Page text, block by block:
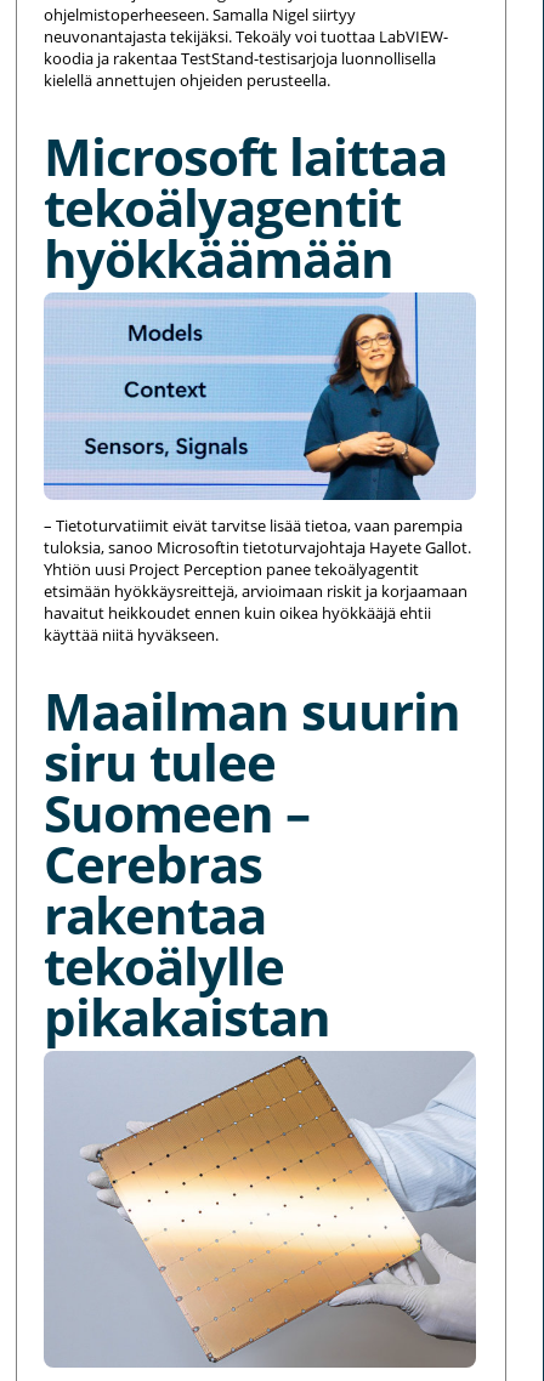
ohjelmistoperheeseen. Samalla Nigel siirtyy
neuvonantajasta tekijäksi. Tekoäly voi tuottaa LabVIEW-
koodia ja rakentaa TestStand-testisarjoja luonnollisella
kielellä annettujen ohjeiden perusteella.
Microsoft laittaa
tekoälyagentit
hyökkäämään
– Tietoturvatiimit eivät tarvitse lisää tietoa, vaan parempia
tuloksia, sanoo Microsoftin tietoturvajohtaja Hayete Gallot.
Yhtiön uusi Project Perception panee tekoälyagentit
etsimään hyökkäysreittejä, arvioimaan riskit ja korjaamaan
havaitut heikkoudet ennen kuin oikea hyökkääjä ehtii
käyttää niitä hyväkseen.
Maailman suurin
siru tulee
Suomeen –
Cerebras
rakentaa
tekoälylle
pikakaistan